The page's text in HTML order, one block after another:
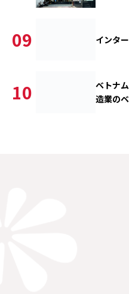
09 インタ
10
ベトナ
造業の